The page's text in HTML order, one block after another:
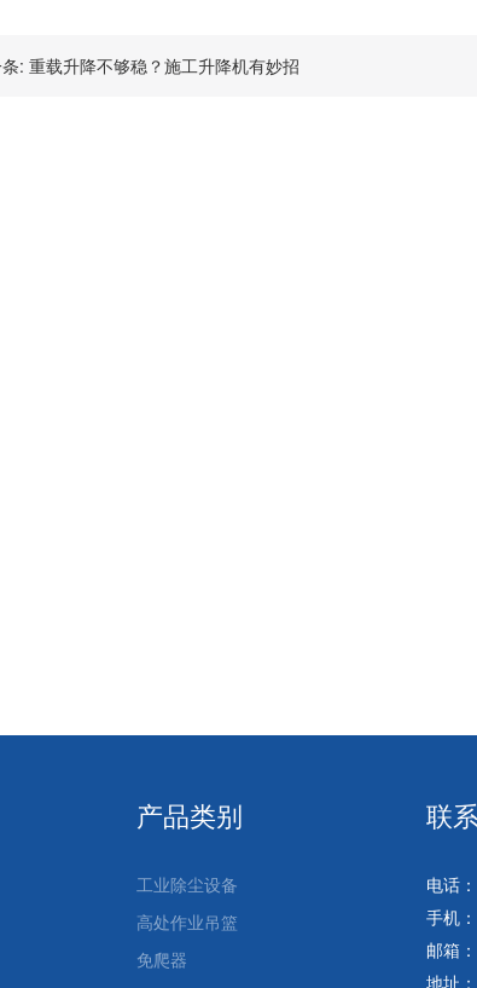
: 重载升降不够稳？施工升降机有妙招
产品类别
工业除尘设备
高处作业吊篮
免爬器
联
电话：
手机：
邮箱：
地址：